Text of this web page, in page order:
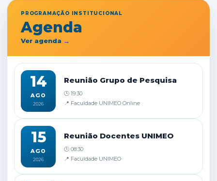
PROGRAMAÇÃO INSTITUCIONAL
Agenda
Ver agenda →
14
AGO
2026
Reunião Grupo de Pesquisa
🕒 19:30
📍 Faculdade UNIMEO Online
15
AGO
2026
Reunião Docentes UNIMEO
🕒 08:30
📍 Faculdade UNIMEO